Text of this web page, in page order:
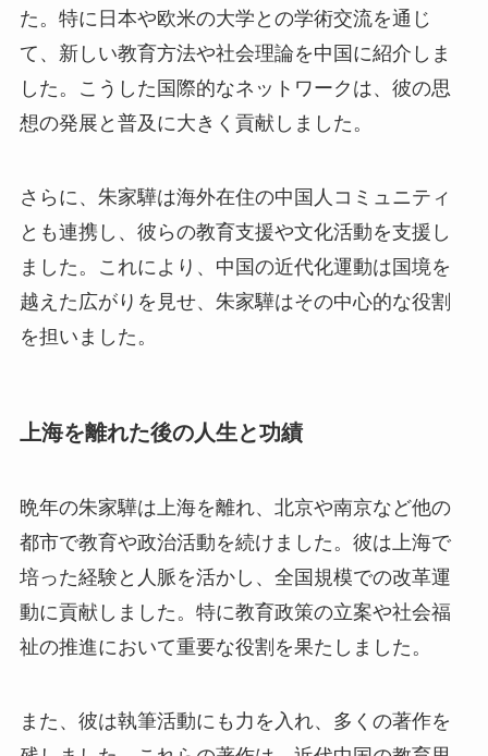
た。特に日本や欧米の大学との学術交流を通じ
て、新しい教育方法や社会理論を中国に紹介しま
した。こうした国際的なネットワークは、彼の思
想の発展と普及に大きく貢献しました。
さらに、朱家驊は海外在住の中国人コミュニティ
とも連携し、彼らの教育支援や文化活動を支援し
ました。これにより、中国の近代化運動は国境を
越えた広がりを見せ、朱家驊はその中心的な役割
を担いました。
上海を離れた後の人生と功績
晩年の朱家驊は上海を離れ、北京や南京など他の
都市で教育や政治活動を続けました。彼は上海で
培った経験と人脈を活かし、全国規模での改革運
動に貢献しました。特に教育政策の立案や社会福
祉の推進において重要な役割を果たしました。
また、彼は執筆活動にも力を入れ、多くの著作を